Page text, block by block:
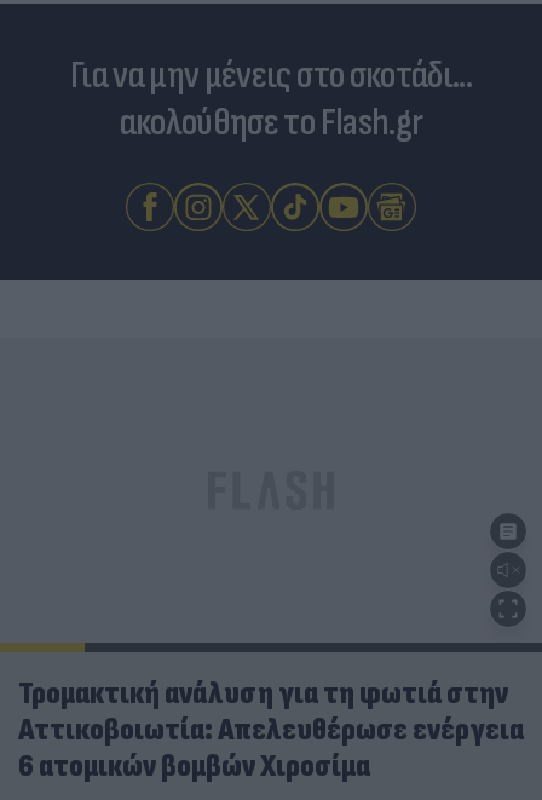
Για να μην μένεις στο σκοτάδι...
ακολούθησε το Flash.gr
Τρομακτική ανάλυση για τη φωτιά στην
Αττικοβοιωτία: Απελευθέρωσε ενέργεια
6 ατομικών βομβών Χιροσίμα